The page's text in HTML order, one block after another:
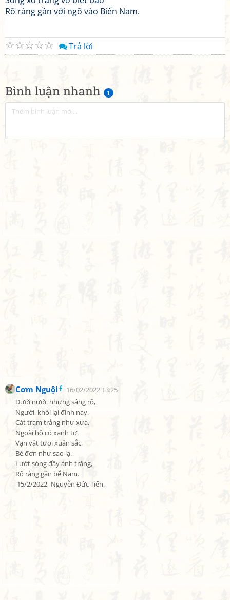
Bình luận nhanh 1
Cơm Nguội
16/02/2022 13:25
Dưới nước nhưng sáng rõ,
Người, khói lại đình này.
Cát trạm trắng như xưa,
Ngoài hồ cỏ xanh tơ.
Vạn vật tươi xuân sắc,
Bè đơn như sao lạ.
Lướt sóng đầy ánh trăng,
Rõ ràng gần bể Nam.
15/2/2022- Nguyễn Đức Tiến.
Rõ ràng gần với ngõ vào Biển Nam.
☆
☆
☆
☆
☆ Trả lời